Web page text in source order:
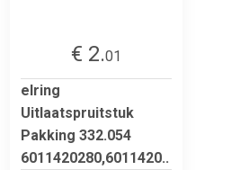
€ 2.01
elring
Uitlaatspruitstuk
Pakking 332.054
6011420280,6011420..